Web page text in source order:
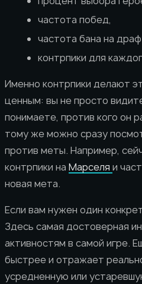
частота побед,
частота бана на
контрпики для
Именно контрпики делают
ценным: вы не просто
понимаете, против кого он
тому же можно сразу
против меты. Например,
контрпики на Марселя и
новая мета.
Если вам нужен один
Здесь самая достоверная
активностям в самой игре.
быстрее и отражает
усредненную или